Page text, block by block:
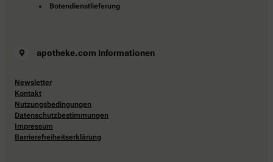
Botendienstlieferung
apotheke.com Informationen
Newsletter
Kontakt
Nutzungsbedingungen
Datenschutzbestimmungen
Impressum
Barrierefreiheitserklärung